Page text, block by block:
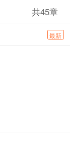
劫，覆灭万古
狂欢，看似揭
局，只为麻痹
瀚星海。域
，以掠夺杀伐
。 危难之
王、真武大帝
人神并肩。
华夏道统于诸
华夏不败！
共45章
最新